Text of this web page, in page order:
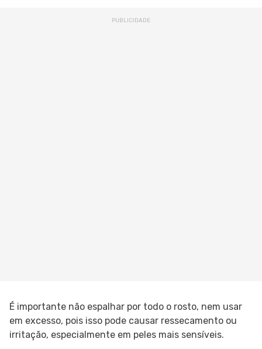
É importante não espalhar por todo o rosto, nem usar
em excesso, pois isso pode causar ressecamento ou
irritação, especialmente em peles mais sensíveis.